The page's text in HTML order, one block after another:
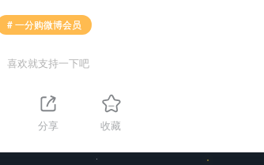
# 一分购微博会员
喜欢就支持一下吧
分享 收藏